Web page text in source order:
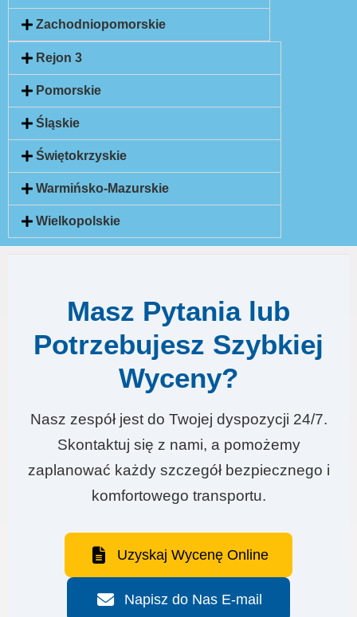
Rejon 3
Pomorskie
Śląskie
Świętokrzyskie
Warmińsko-Mazurskie
Wielkopolskie
Zachodniopomorskie
Masz Pytania lub
Potrzebujesz Szybkiej
Wyceny?
Nasz zespół jest do Twojej dyspozycji 24/7.
Skontaktuj się z nami, a pomożemy
zaplanować każdy szczegół bezpiecznego i
komfortowego transportu.
Uzyskaj Wycenę Online
Napisz do Nas E-mail